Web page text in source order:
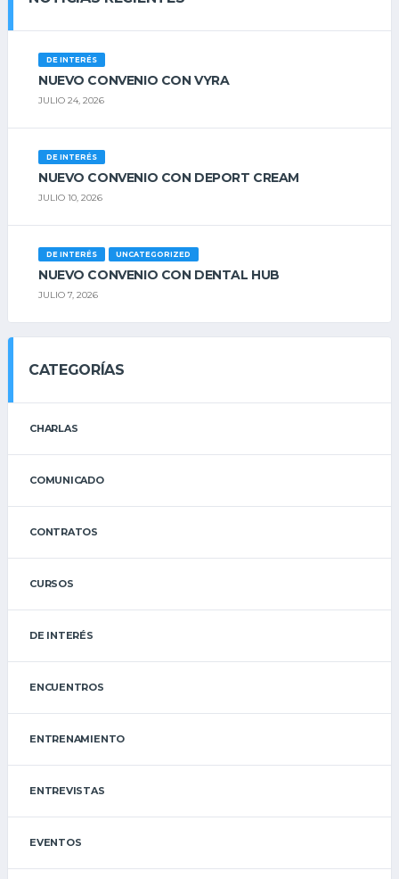
DE INTERÉS
NUEVO CONVENIO CON VYRA
JULIO 24, 2026
DE INTERÉS
NUEVO CONVENIO CON DEPORT CREAM
JULIO 10, 2026
DE INTERÉS UNCATEGORIZED
NUEVO CONVENIO CON DENTAL HUB
JULIO 7, 2026
CATEGORÍAS
CHARLAS
COMUNICADO
CONTRATOS
CURSOS
DE INTERÉS
ENCUENTROS
ENTRENAMIENTO
ENTREVISTAS
EVENTOS